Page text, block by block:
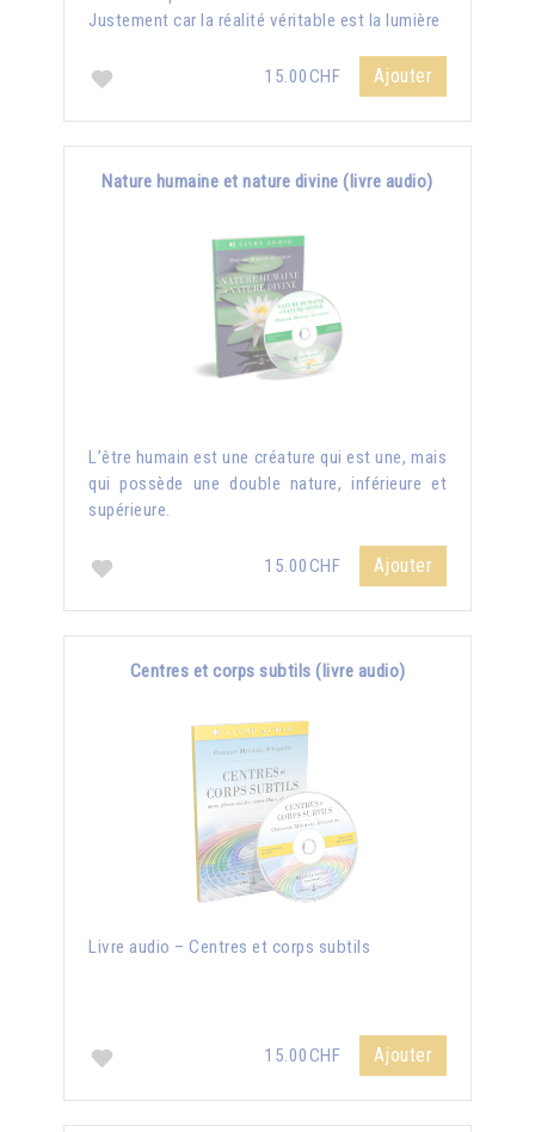
Justement car la réalité véritable est la lumière
15.00CHF Ajouter
Nature humaine et nature divine (livre audio)
L’être humain est une créature qui est une, mais
qui possède une double nature, inférieure et
supérieure.
15.00CHF Ajouter
Centres et corps subtils (livre audio)
Livre audio – Centres et corps subtils
15.00CHF Ajouter